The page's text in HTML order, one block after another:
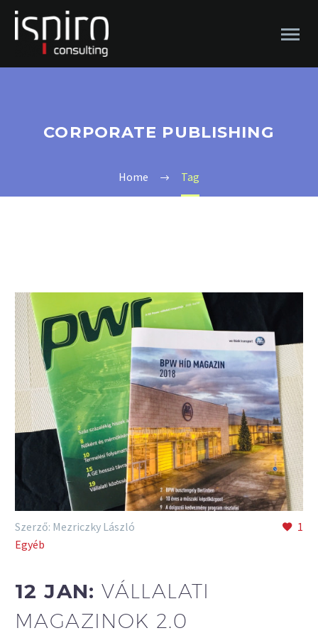
CORPORATE PUBLISHING
Home Tag
1
Szerző: Mezriczky László
Egyéb
12 JAN:VÁLLALATI
MAGAZINOK 2.0